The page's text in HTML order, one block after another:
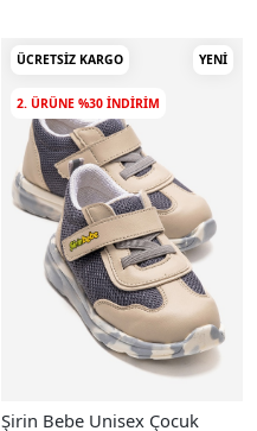
ÜCRETSIZ KARGO YENI
2. ÜRÜNE %30 INDIRIM
Şirin Bebe Unisex Çocuk